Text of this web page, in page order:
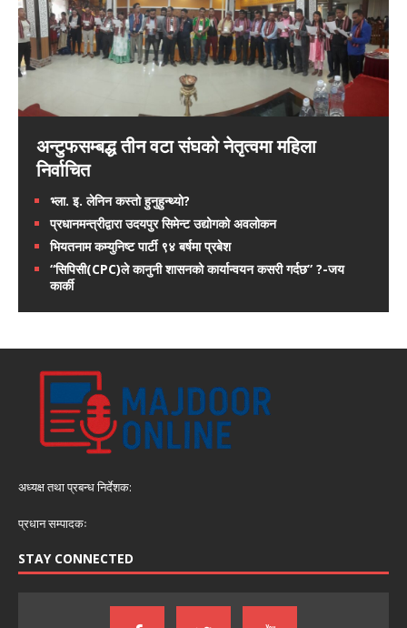
अन्टुफसम्बद्ध तीन वटा संघको नेतृत्वमा महिला
निर्वाचित
भ्ला. इ. लेनिन कस्तो हुनुहुन्थ्यो?
प्रधानमन्त्रीद्वारा उदयपुर सिमेन्ट उद्योगको अवलोकन
भियतनाम कम्युनिष्ट पार्टी ९४ बर्षमा प्रबेश
“सिपिसी(CPC)ले कानुनी शासनको कार्यान्वयन कसरी गर्दछ” ?-जय
कार्की
अध्यक्ष तथा प्रबन्ध निर्देशक:
प्रधान सम्पादकः
STAY CONNECTED